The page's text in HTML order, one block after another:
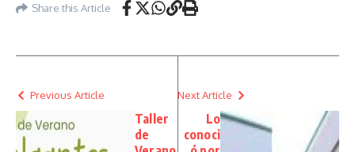
Share this Article
Previous Article
Taller
de
Next Article
Lo
conoci